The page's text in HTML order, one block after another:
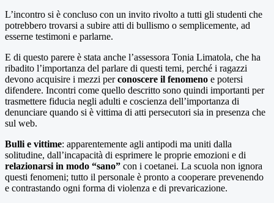
L’incontro si è concluso con un invito rivolto a tutti gli studenti che
potrebbero trovarsi a subire atti di bullismo o semplicemente, ad
esserne testimoni e parlarne.
E di questo parere è stata anche l’assessora Tonia Limatola, che ha
ribadito l’importanza del parlare di questi temi, perché i ragazzi
devono acquisire i mezzi perconoscere il fenomeno e potersi
difendere. Incontri come quello descritto sono quindi importanti per
trasmettere fiducia negli adulti e coscienza dell’importanza di
denunciare quando si è vittima di atti persecutori sia in presenza che
sul web.
Bulli e vittime: apparentemente agli antipodi ma uniti dalla
solitudine, dall’incapacità di esprimere le proprie emozioni e di
relazionarsi in modo “sano” con i coetanei. La scuola non ignora
questi fenomeni; tutto il personale è pronto a cooperare prevenendo
e contrastando ogni forma di violenza e di prevaricazione.